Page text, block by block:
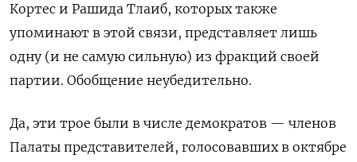
Кортес и Рашида Тлаиб, которых также
упоминают в этой связи, представляет лишь
одну (и не самую сильную) из фракций своей
партии. Обобщение неубедительно.
Да, эти трое были в числе демократов — членов
Палаты представителей, голосовавших в октябре